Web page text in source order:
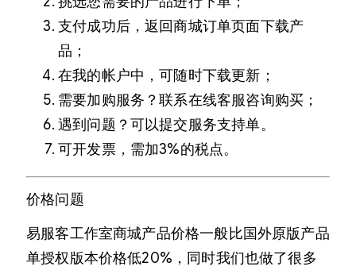
支付成功后，返回商城订单页面下载产
品；
在我的帐户中，可随时下载更新；
需要加购服务？联系在线客服咨询购买；
遇到问题？可以提交服务支持单。
可开发票，需加3%的税点。
价格问题
易服客工作室商城产品价格一般比国外原版产品
单授权版本价格低20%，同时我们也做了很多